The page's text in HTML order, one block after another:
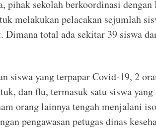
pihak sekolah berkoordinasi
melakukan pelacakan sejumlah
Dimana total ada sekitar 39 siswa
siswa yang terpapar Covid-19, 2
dan flu, termasuk satu siswa
orang lainnya tengah menjalani
pengawasan petugas dinas